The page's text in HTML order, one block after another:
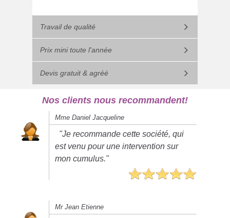
Travail de qualité
Prix mini toute l'année
Devis gratuit & agréé
Nos clients nous recommandent!
Mme Daniel Jacqueline
"Je recommande cette société, qui
est venu pour une intervention sur
mon cumulus."
Mr Jean Etienne